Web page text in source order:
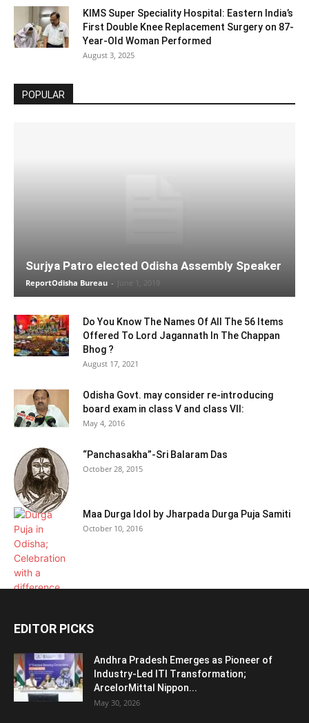
KIMS Super Speciality Hospital: Eastern India’s
First Double Knee Replacement Surgery on 87-
Year-Old Woman Performed
August 3, 2025
POPULAR
Surjya Patro elected Odisha Assembly Speaker
ReportOdisha Bureau - June 1, 2019
Do You Know The Names Of All The 56 Items
Offered To Lord Jagannath In The Chappan
Bhog ?
August 17, 2021
Odisha Govt. may consider re-introducing
board exam in class V and class VII:
May 4, 2016
“Panchasakha”-Sri Balaram Das
October 28, 2015
Maa Durga Idol by Jharpada Durga Puja Samiti
October 10, 2016
EDITOR PICKS
Andhra Pradesh Emerges as Pioneer of
Industry-Led ITI Transformation;
ArcelorMittal Nippon...
May 30, 2026